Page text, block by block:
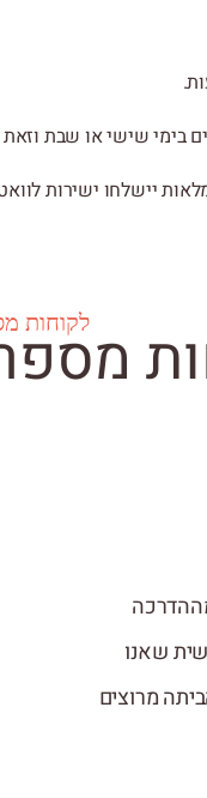
בימי שישי או שבת
יישלחו ישירות
לקוחות
שאנו
מרוצים